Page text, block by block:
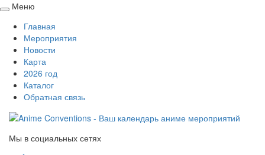
Свернуть
развернуть
Меню
Главная
Мероприятия
Новости
Карта
2026 год
Каталог
Обратная связь
Мы в социальных сетях